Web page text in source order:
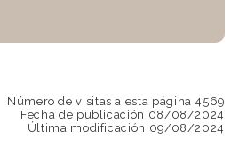
Número de visitas a esta página 4569
Fecha de publicación 08/08/2024
Última modificación 09/08/2024